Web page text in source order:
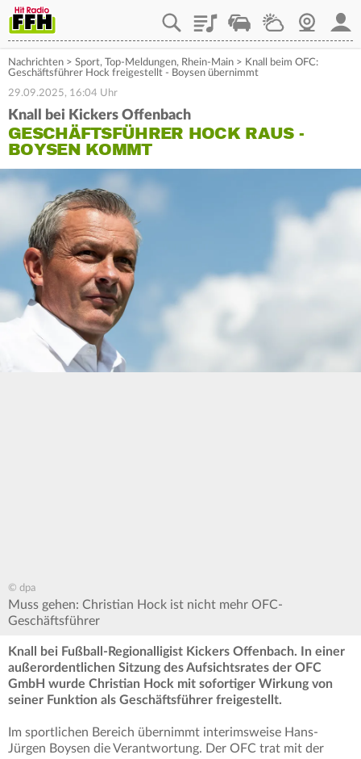
PlaylistStaupilotWetterWebcam
Nachrichten > Sport, Top-Meldungen, Rhein-Main > Knall beim OFC:
Geschäftsführer Hock freigestellt - Boysen übernimmt
29.09.2025, 16:04 Uhr
Knall bei Kickers Offenbach
GESCHÄFTSFÜHRER HOCK RAUS -
BOYSEN KOMMT
© dpa
Muss gehen: Christian Hock ist nicht mehr OFC-
Geschäftsführer
Knall bei Fußball-Regionalligist Kickers Offenbach. In einer
außerordentlichen Sitzung des Aufsichtsrates der OFC
GmbH wurde Christian Hock mit sofortiger Wirkung von
seiner Funktion als Geschäftsführer freigestellt.
Im sportlichen Bereich übernimmt interimsweise Hans-
Jürgen Boysen die Verantwortung. Der OFC trat mit der